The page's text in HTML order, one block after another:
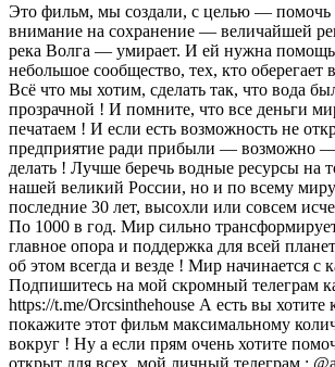
Это фильм, мы создали, с целью — помочь
внимание на сохранение — величайшей
река Волга — умирает. И ей нужна
небольшое сообщество, тех, кто оберегает
Всё что мы хотим, сделать так, что вода
прозрачной ! И помните, что все деньги
печатаем ! И если есть возможность не
предприятие ради прибыли — возможно —
делать ! Лучше беречь водные ресурсы на
нашей великий России, но и по всему
последние 30 лет, высохли или совсем
По 1000 в год. Мир сильно
главное опора и поддержка для всей
об этом всегда и везде ! Мир начинается с
Подпишитесь на мой скромный телеграм
https://t.me/Orcsinthehouse А есть вы хотите
покажите этот фильм максимальному
вокруг ! Ну а если прям очень хотите
открыт для всех, мой личный телеграм :